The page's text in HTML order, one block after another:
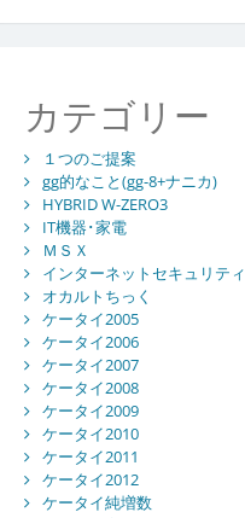
カテゴリー
１つのご提案
gg的なこと(gg-8+ナニカ)
HYBRID W-ZERO3
IT機器･家電
ＭＳＸ
インターネットセキュリティ
オカルトちっく
ケータイ2005
ケータイ2006
ケータイ2007
ケータイ2008
ケータイ2009
ケータイ2010
ケータイ2011
ケータイ2012
ケータイ純増数